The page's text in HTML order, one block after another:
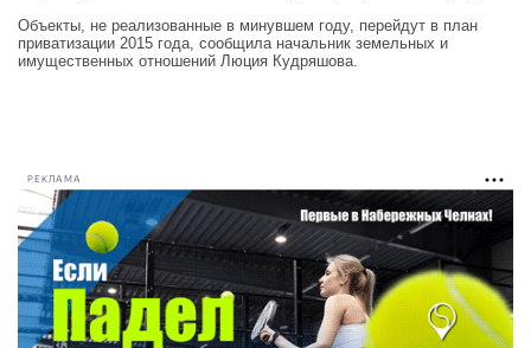
Объекты, не реализованные в минувшем году, перейдут в план
приватизации 2015 года, сообщила начальник земельных и
имущественных отношений Люция Кудряшова.
РЕКЛАМА